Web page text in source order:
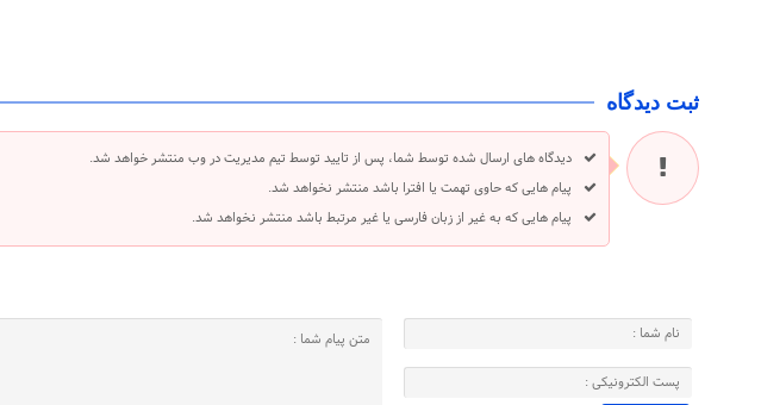
ثبت دیدگاه
دیدگاه های ارسال شده توسط شما، پس از تایید توسط تیم مدیریت در وب منتشر خواهد شد.
پیام هایی که حاوی تهمت یا افترا باشد منتشر نخواهد شد.
پیام هایی که به غیر از زبان فارسی یا غیر مرتبط باشد منتشر نخواهد شد.